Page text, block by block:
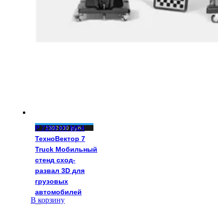
P 7204 HT MC4
ТехноВектор 7
Truck Мобильный
стенд сход-
развал 3D для
грузовых
автомобилей
1392000 руб.
В корзину